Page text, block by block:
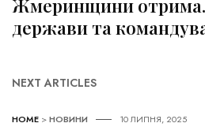
Жмеринщини
держави та
NEXT ARTICLES
HOME >НОВИНИ 10 ЛИПНЯ, 2025